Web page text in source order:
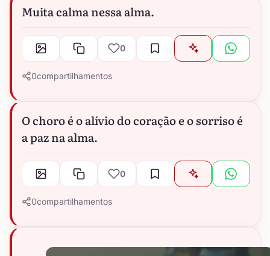
Muita calma nessa alma.
0
0compartilhamentos
O choro é o alívio do coração e o sorriso é
a paz na alma.
0
0compartilhamentos